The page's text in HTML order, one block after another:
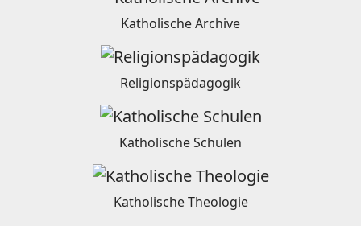
Katholische Archive
Religionspädagogik
Katholische Schulen
Katholische Theologie